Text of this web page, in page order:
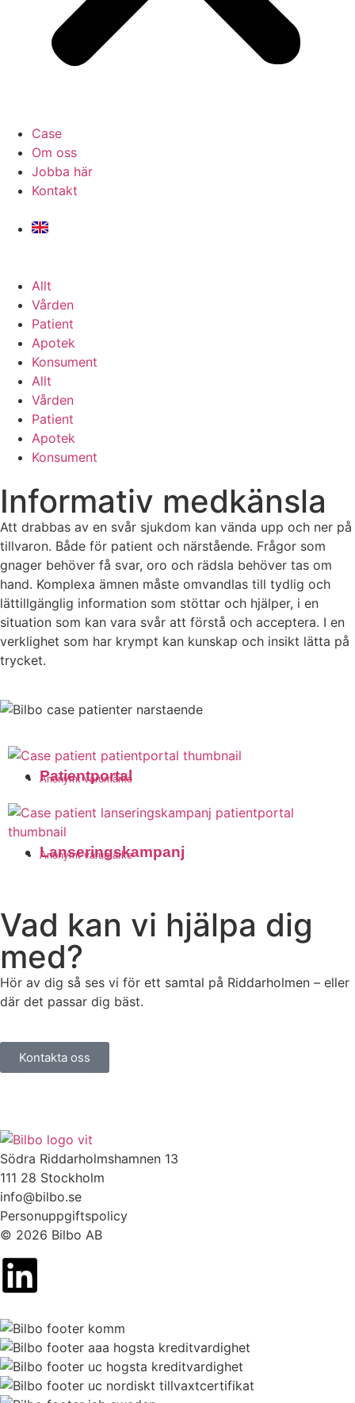
Case
Om oss
Jobba här
Kontakt
Allt
Vården
Patient
Apotek
Konsument
Allt
Vården
Patient
Apotek
Konsument
Informativ medkänsla
Att drabbas av en svår sjukdom kan vända upp och ner på
tillvaron. Både för patient och närstående. Frågor som
gnager behöver få svar, oro och rädsla behöver tas om
hand. Komplexa ämnen måste omvandlas till tydlig och
lättillgänglig information som stöttar och hjälper, i en
situation som kan vara svår att förstå och acceptera. I en
verklighet som har krympt kan kunskap och insikt lätta på
trycket.
Patientportal
Anonymt varumärke
Lanseringskampanj
Anonymt varumärke
Vad kan vi hjälpa dig
med?
Hör av dig så ses vi för ett samtal på Riddarholmen – eller
där det passar dig bäst.
Kontakta oss
Södra Riddarholmshamnen 13
111 28 Stockholm
info@bilbo.se
Personuppgiftspolicy
© 2026 Bilbo AB